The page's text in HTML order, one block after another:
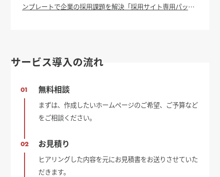
ンプレートで企業の採用課題を解決「採用サイト専用パッケ
サービス導入の流れ
01 無料相談
まずは、作成したいホームページのご希望、ご予算など
をご相談ください。
02 お見積り
ヒアリングした内容を元にお見積書をお送りさせていた
だきます。